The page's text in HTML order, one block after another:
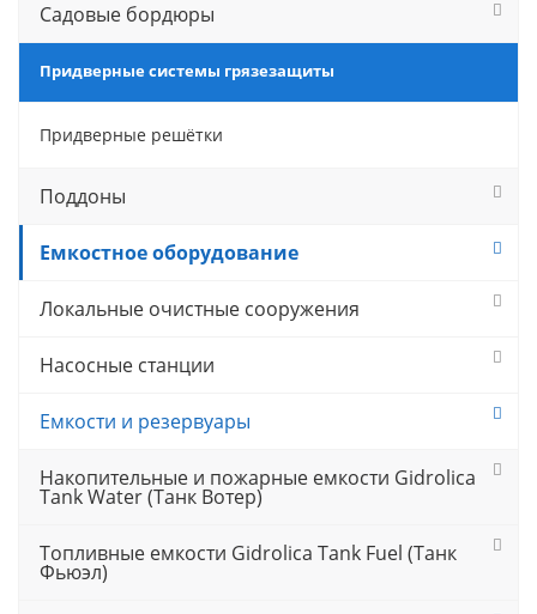
Садовые бордюры
Придверные системы грязезащиты
Придверные решётки
Поддоны
Емкостное оборудование
Локальные очистные сооружения
Насосные станции
Емкости и резервуары
Накопительные и пожарные емкости Gidrolica
Tank Water (Танк Вотер)
Топливные емкости Gidrolica Tank Fuel (Танк
Фьюэл)